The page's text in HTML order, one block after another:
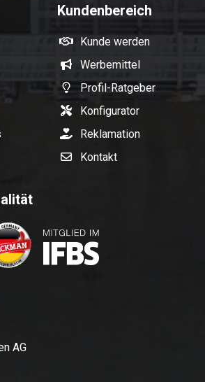
Kundenbereich
Kunde werden
Werbemittel
Profil-Ratgeber
Konfigurator
Reklamation
Kontakt
AG